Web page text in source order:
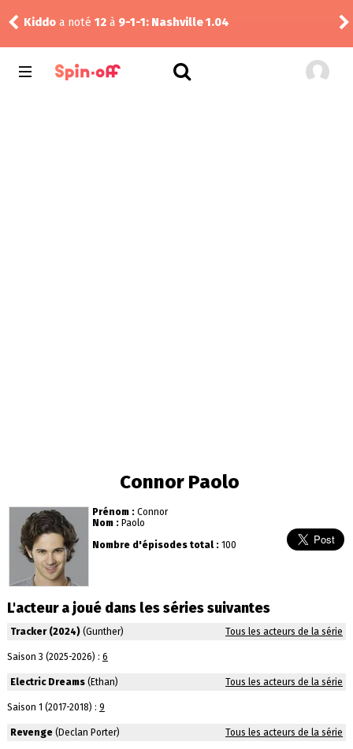
Kiddo a noté 12 à 9-1-1: Nashville 1.04
Connor Paolo
Prénom : Connor
Nom : Paolo
Nombre d'épisodes total : 100
L'acteur a joué dans les séries suivantes
Tracker (2024)(Gunther) Tous les acteurs de la série
Saison 3 (2025-2026) : 6
Electric Dreams(Ethan) Tous les acteurs de la série
Saison 1 (2017-2018) : 9
Revenge(Declan Porter) Tous les acteurs de la série